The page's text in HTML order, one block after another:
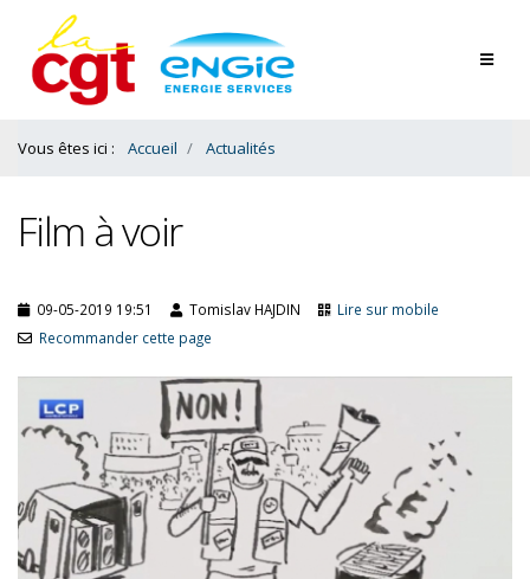
Contenu
Bas
Vous êtes ici : Accueil Actualités
Film à voir
09-05-2019 19:51 Tomislav HAJDIN
Lire sur mobile
Recommander cette page